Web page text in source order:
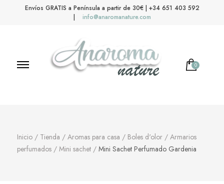
Envíos GRATIS a Península a partir de 30€ | +34 651 403 592
|
info@anaromanature.com
0
Inicio / Tienda / Aromas para casa / Boles d'olor / Armarios
perfumados / Mini sachet / Mini Sachet Perfumado Gardenia